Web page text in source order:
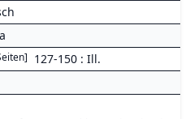
] 127-150 : Ill.